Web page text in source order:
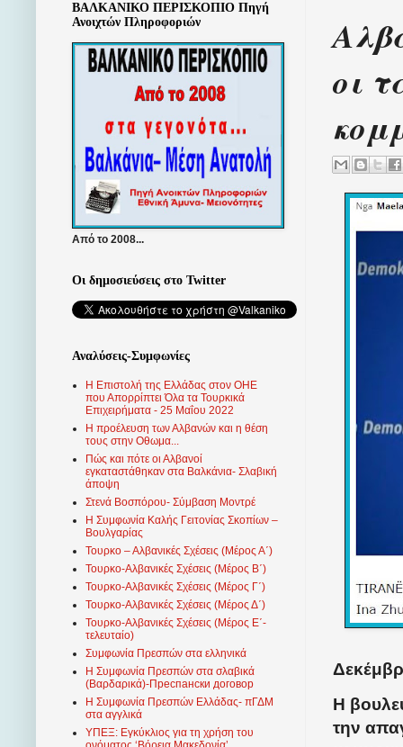
οι
Η
την
ΒΑΛΚΑΝΙΚΟ ΠΕΡΙΣΚΟΠΙΟ Πηγή
Ανοιχτών Πληροφοριών
Από το 2008...
Οι δημοσιεύσεις στο Twitter
Αναλύσεις-Συμφωνίες
Η Επιστολή της Ελλάδας στον ΟΗΕ
που Απορρίπτει Όλα τα Τουρκικά
Επιχειρήματα - 25 Μαΐου 2022
Η προέλευση των Αλβανών και η θέση
τους στην Οθωμα...
Πώς και πότε οι Αλβανοί
εγκαταστάθηκαν στα Βαλκάνια- Σλαβική
άποψη
Στενά Βοσπόρου- Σύμβαση Μοντρέ
Η Συμφωνία Καλής Γειτονίας Σκοπίων –
Βουλγαρίας
Τουρκο – Αλβανικές Σχέσεις (Mέρος Α΄)
Τουρκο-Αλβανικές Σχέσεις (Μέρος Β΄)
Τουρκο-Αλβανικές Σχέσεις (Μέρος Γ΄)
Τουρκο-Αλβανικές Σχέσεις (Μέρος Δ΄)
Τουρκο-Αλβανικές Σχέσεις (Μέρος Ε΄-
τελευταίο)
Συμφωνία Πρεσπών στα ελληνικά
Η Συμφωνία Πρεσπών στα σλαβικά
(Βαρδαρικά)-Преспански договор
Η Συμφωνία Πρεσπών Ελλάδας- πΓΔΜ
στα αγγλικά
ΥΠΕΞ: Εγκύκλιος για τη χρήση του